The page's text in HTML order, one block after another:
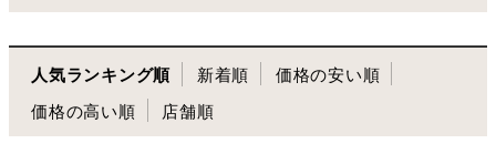
人気ランキング順 新着順
価格の安い順
価格の高い順
店舗順